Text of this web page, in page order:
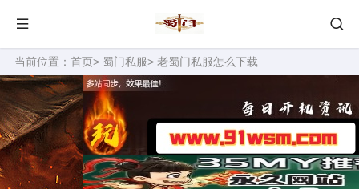
当前位置： 首页> 蜀门私服> 老蜀门私服怎么下载